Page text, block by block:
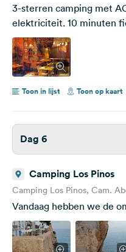
3-sterren camping met
elektriciteit. 10 minuten
Toon in lijst Toon op kaart
Dag 6
Camping Los Pinos
Camping Los Pinos, Cam.
Vandaag hebben we de